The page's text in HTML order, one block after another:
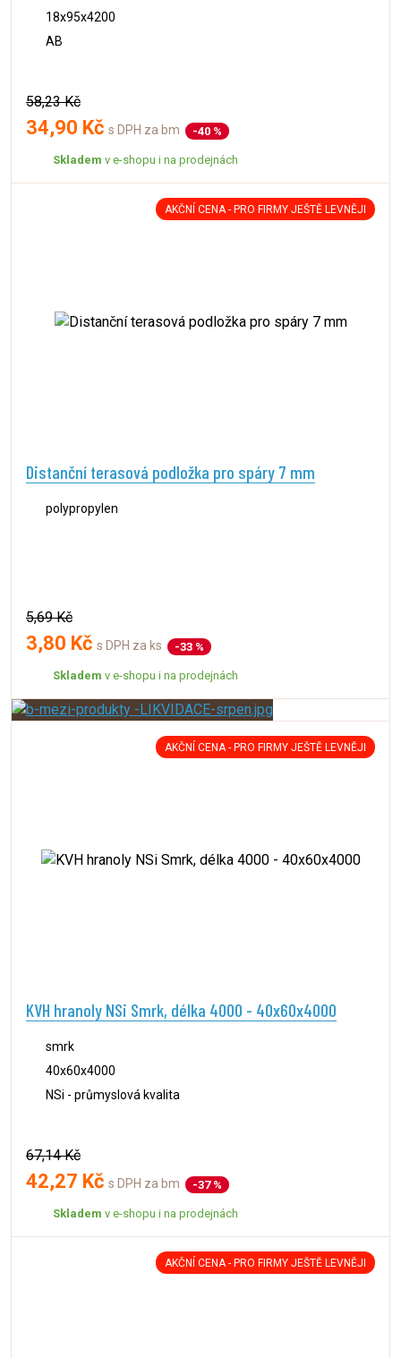
18x95x4200
AB
58,23 Kč
34,90 Kč s DPH za bm -40 %
Skladem v e-shopu i na prodejnách
AKČNÍ CENA - PRO FIRMY JEŠTĚ LEVNĚJI
Distanční terasová podložka pro spáry 7 mm
polypropylen
5,69 Kč
3,80 Kč s DPH za ks -33 %
Skladem v e-shopu i na prodejnách
AKČNÍ CENA - PRO FIRMY JEŠTĚ LEVNĚJI
KVH hranoly NSi Smrk, délka 4000 - 40x60x4000
smrk
40x60x4000
NSi - průmyslová kvalita
67,14 Kč
42,27 Kč s DPH za bm -37 %
Skladem v e-shopu i na prodejnách
AKČNÍ CENA - PRO FIRMY JEŠTĚ LEVNĚJI